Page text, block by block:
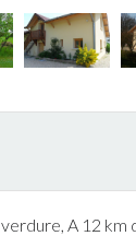
verdure, A 12